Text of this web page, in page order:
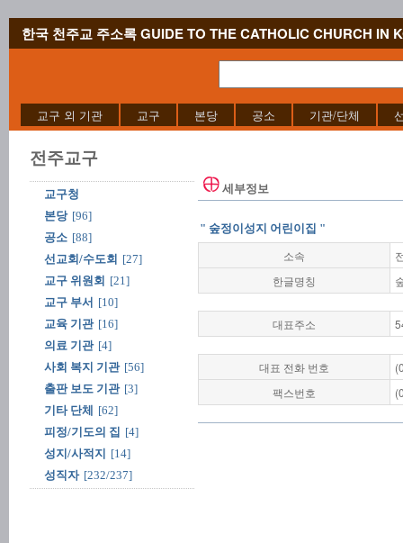
한국 천주교 주소록 GUIDE TO THE CATHOLIC CHURCH IN
교구 외 기관 교구 본당 공소 기관/단체
전주교구
교구청
본당 [96]
공소 [88]
선교회/수도회 [27]
교구 위원회 [21]
교구 부서 [10]
교육 기관 [16]
의료 기관 [4]
사회 복지 기관 [56]
출판 보도 기관 [3]
기타 단체
[62]
피정/기도의 집 [4]
성지/사적지
[14]
성직자 [232/237]
세부정보
" 숲정이성지 어린이집 "
소속
한글명칭
대표주소
대표 전화 번호
팩스번호